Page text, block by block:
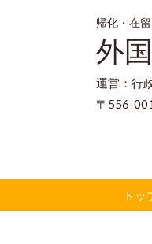
帰化・在
外
運営：行
〒556-
トッ